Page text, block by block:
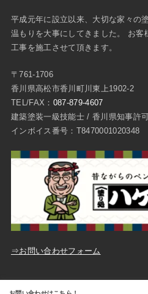
平成元年に設立以来、大切な家々の
温もりを大事にしてきました。 お客
工事を施工させて頂きます。
〒761-1706
香川県高松市香川町川東上1902-2
TEL/FAX： 087-879-4607
建築塗装一級技能士 / 香川県知事許
インボイス番号：T8470001020348
⇒お問い合わせフォーム